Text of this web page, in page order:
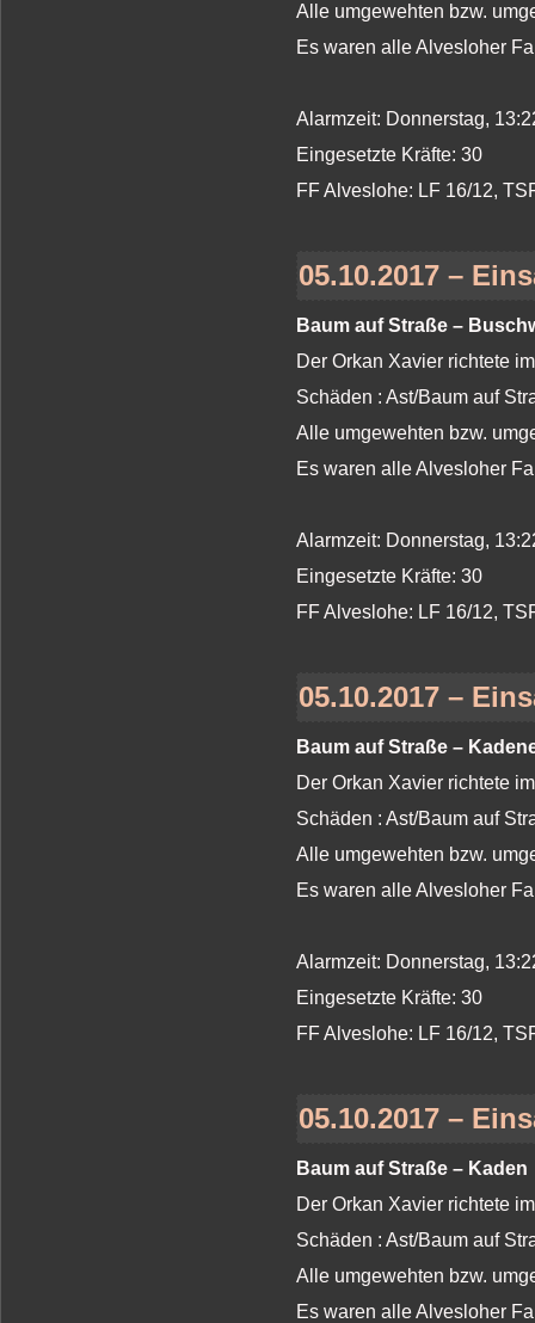
Alle umgewehten bzw.
Es waren alle Alvesloher
Alarmzeit: Donnerstag,
Eingesetzte Kräfte: 30
FF Alveslohe: LF 16/12,
05.10.2017 –
Baum auf Straße –
Der Orkan Xavier richtete
Schäden : Ast/Baum auf
Alle umgewehten bzw.
Es waren alle Alvesloher
Alarmzeit: Donnerstag,
Eingesetzte Kräfte: 30
FF Alveslohe: LF 16/12,
05.10.2017 –
Baum auf Straße –
Der Orkan Xavier richtete
Schäden : Ast/Baum auf
Alle umgewehten bzw.
Es waren alle Alvesloher
Alarmzeit: Donnerstag,
Eingesetzte Kräfte: 30
FF Alveslohe: LF 16/12,
05.10.2017 –
Baum auf Straße – Kaden
Der Orkan Xavier richtete
Schäden : Ast/Baum auf
Alle umgewehten bzw.
Es waren alle Alvesloher